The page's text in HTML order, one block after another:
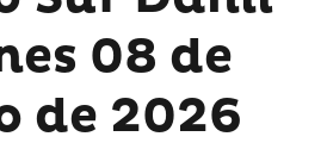
08 de
de 2026